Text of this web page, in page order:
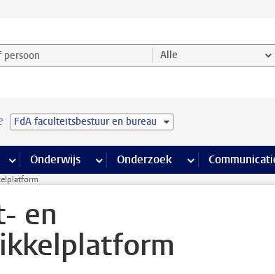
en selecteer categorie Alle
FdA faculteitsbestuur en bureau
meer Faciliteiten pagina’s
Onderwijs meer Onderwijs pagina’s
Onderzoek meer Onderzoek
en